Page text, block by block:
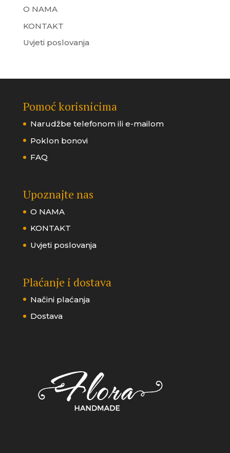
O NAMA
KONTAKT
Uvjeti poslovanja
Pomoć korisnicima
Narudžbe telefonom ili e-mailom
Poklon bonovi
FAQ
Upoznajte nas
O NAMA
KONTAKT
Uvjeti poslovanja
Plaćanje i dostava
Načini plaćanja
Dostava